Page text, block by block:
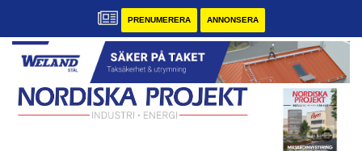
PRENUMERERA ANNONSERA